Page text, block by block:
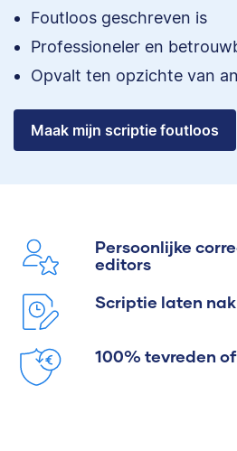
Foutloos geschreven is
Professioneler en
Opvalt ten opzichte van
Maak mijn scriptie foutloos
Persoonlijke
editors
Scriptie laten
100% tevreden